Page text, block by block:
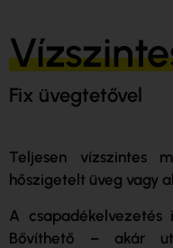
Fix üvegtetővel
Teljesen vízszintes
hőszigetelt üveg vagy
A
Bővíthető – akár